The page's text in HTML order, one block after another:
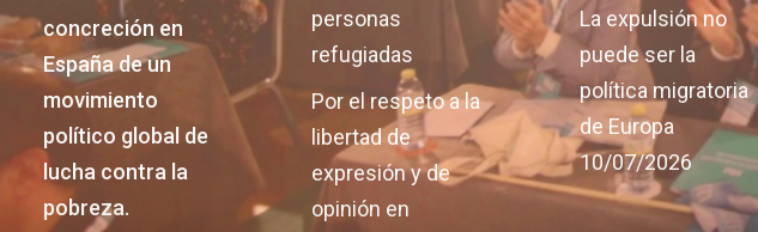
concreción en
España de un
movimiento
político global de
lucha contra la
pobreza.
personas
refugiadas
Por el respeto a la
libertad de
expresión y de
opinión en
La expulsión no
puede ser la
política migratoria
de Europa
10/07/2026